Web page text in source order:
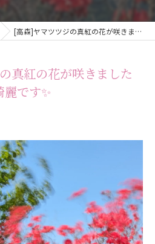
[高森]ヤマツツジの真紅の花が咲きました💓青空に映えて綺麗です✨
真紅の花が咲きました
です✨